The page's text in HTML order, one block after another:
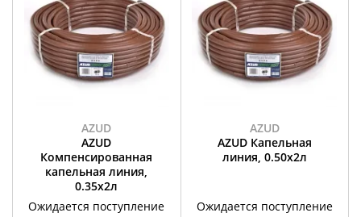
AZUD
AZUD
Компенсированная
капельная линия,
0.35х2л
Ожидается поступление
AZUD
AZUD Капельная
линия, 0.50х2л
Ожидается поступление